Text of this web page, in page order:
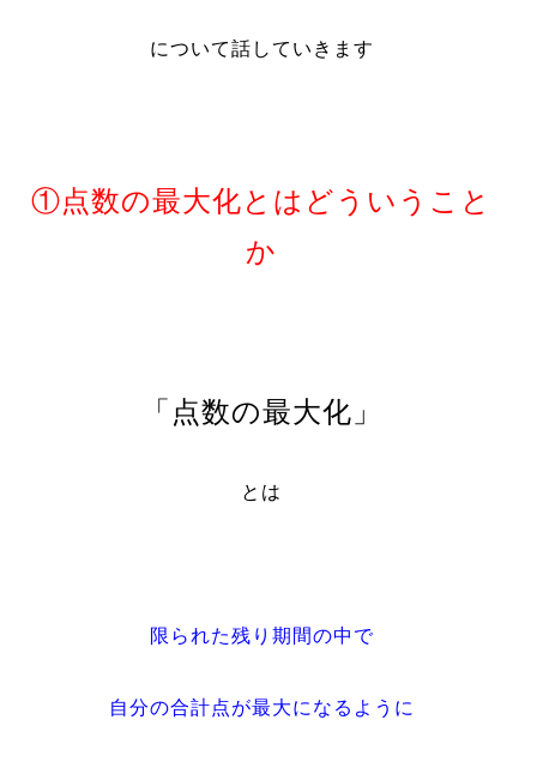
について話していきます
①点数の最大化とはどういうこと
か
「点数の最大化」
とは
限られた残り期間の中で
自分の合計点が最大になるように